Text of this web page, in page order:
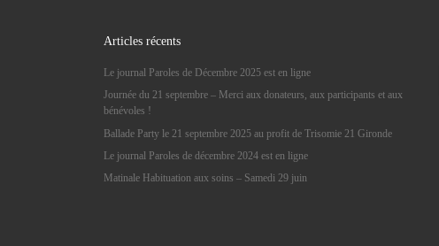
Articles récents
Le journal Paroles de Décembre 2025 est en ligne
Journée du 21 septembre – Merci aux donateurs, aux participants et aux
bénévoles !
Ballade Party le 21 septembre 2025 au profit de Trisomie 21 Gironde
Le journal Paroles de décembre 2024 est en ligne
Matinale Habituation aux soins – Samedi 29 juin